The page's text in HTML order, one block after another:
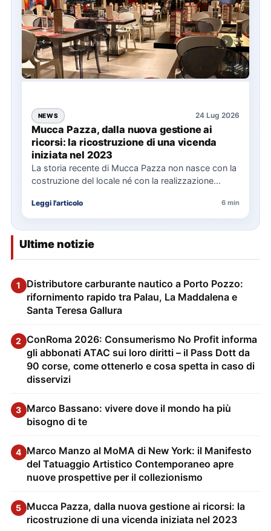
NEWS 24 Lug 2026
Mucca Pazza, dalla nuova gestione ai
ricorsi: la ricostruzione di una vicenda
iniziata nel 2023
La storia recente di Mucca Pazza non nasce con la
costruzione del locale né con la realizzazione
Leggi l'articolo 6 min
Ultime notizie
1
Distributore carburante nautico a Porto Pozzo:
rifornimento rapido tra Palau, La Maddalena e
Santa Teresa Gallura
2 ConRoma 2026: Consumerismo No Profit informa
gli abbonati ATAC sui loro diritti – il Pass Dott da
90 corse, come ottenerlo e cosa spetta in caso di
disservizi
3 Marco Bassano: vivere dove il mondo ha più
bisogno di te
4 Marco Manzo al MoMA di New York: il Manifesto
del Tatuaggio Artistico Contemporaneo apre
nuove prospettive per il collezionismo
5 Mucca Pazza, dalla nuova gestione ai ricorsi: la
ricostruzione di una vicenda iniziata nel 2023